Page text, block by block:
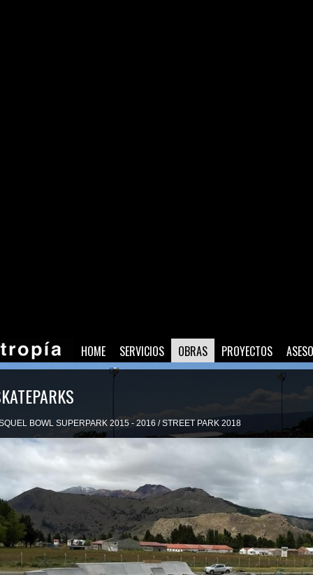
HOME SERVICIOS OBRAS PROYECTOS
BOWL SUPERPARK 2015 - 2016 / STREET PARK 2018